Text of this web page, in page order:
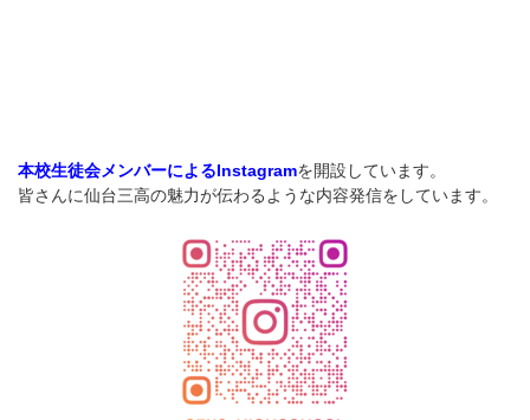
本校生徒会メンバーによるInstagramを開設しています。
皆さんに仙台三高の魅力が伝わるような内容発信をしています。